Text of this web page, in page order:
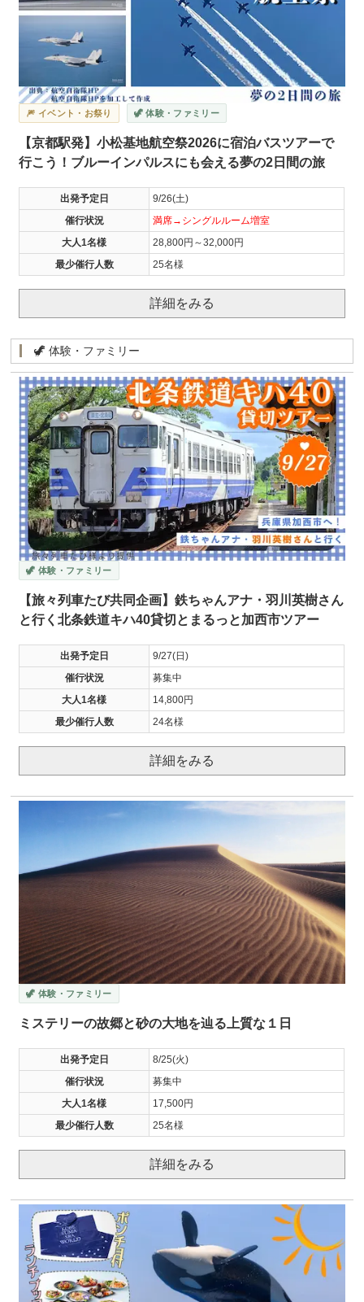
🎆 イベント・お祭り 🦖 体験・ファミリー
【京都駅発】小松基地航空祭2026に宿泊バスツアーで
行こう！ブルーインパルスにも会える夢の2日間の旅
出発予定日
9/26(土)
催行状況
満席→シングルルーム増室
大人1名様
28,800円～32,000円
最少催行人数
25名様
詳細をみる
🦖 体験・ファミリー
🦖 体験・ファミリー
【旅々列車たび共同企画】鉄ちゃんアナ・羽川英樹さん
と行く北条鉄道キハ40貸切とまるっと加西市ツアー
出発予定日
9/27(日)
催行状況
募集中
大人1名様
14,800円
最少催行人数
24名様
詳細をみる
🦖 体験・ファミリー
ミステリーの故郷と砂の大地を辿る上質な１日
出発予定日
8/25(火)
催行状況
募集中
大人1名様
17,500円
最少催行人数
25名様
詳細をみる